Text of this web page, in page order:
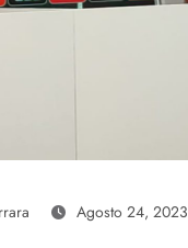
Agosto 24, 2023